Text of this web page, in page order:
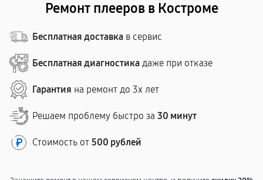
Ремонт плееров в Костроме
Бесплатная доставка в сервис
Бесплатная диагностика даже при отказе
Гарантия на ремонт до 3х лет
Решаем проблему быстро за 30 минут
Стоимость от 500 рублей